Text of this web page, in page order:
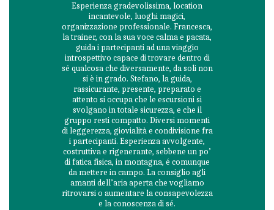
Esperienza gradevolissima, location
incantevole, luoghi magici,
organizzazione professionale. Francesca,
la trainer, con la sua voce calma e pacata,
guida i partecipanti ad una viaggio
introspettivo capace di trovare dentro di
sé qualcosa che diversamente, da soli non
si è in grado. Stefano, la guida,
rassicurante, presente, preparato e
attento si occupa che le escursioni si
svolgano in totale sicurezza, e che il
gruppo resti compatto. Diversi momenti
di leggerezza, giovialità e condivisione fra
i partecipanti. Esperienza avvolgente,
costruttiva e rigenerante, sebbene un po’
di fatica fisica, in montagna, é comunque
da mettere in campo. La consiglio agli
amanti dell’aria aperta che vogliamo
ritrovarsi o aumentare la consapevolezza
e la conoscenza di sé.